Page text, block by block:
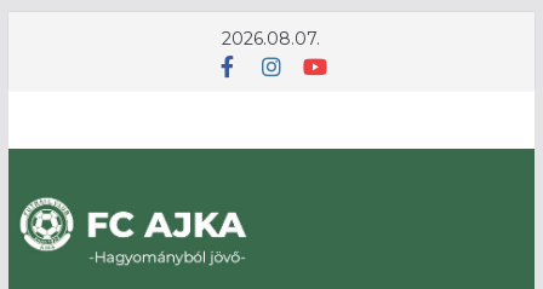
2026.08.07.